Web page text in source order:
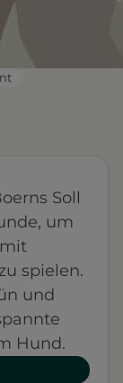
vor Ort
Soll
um
spielen.
und
Hund.